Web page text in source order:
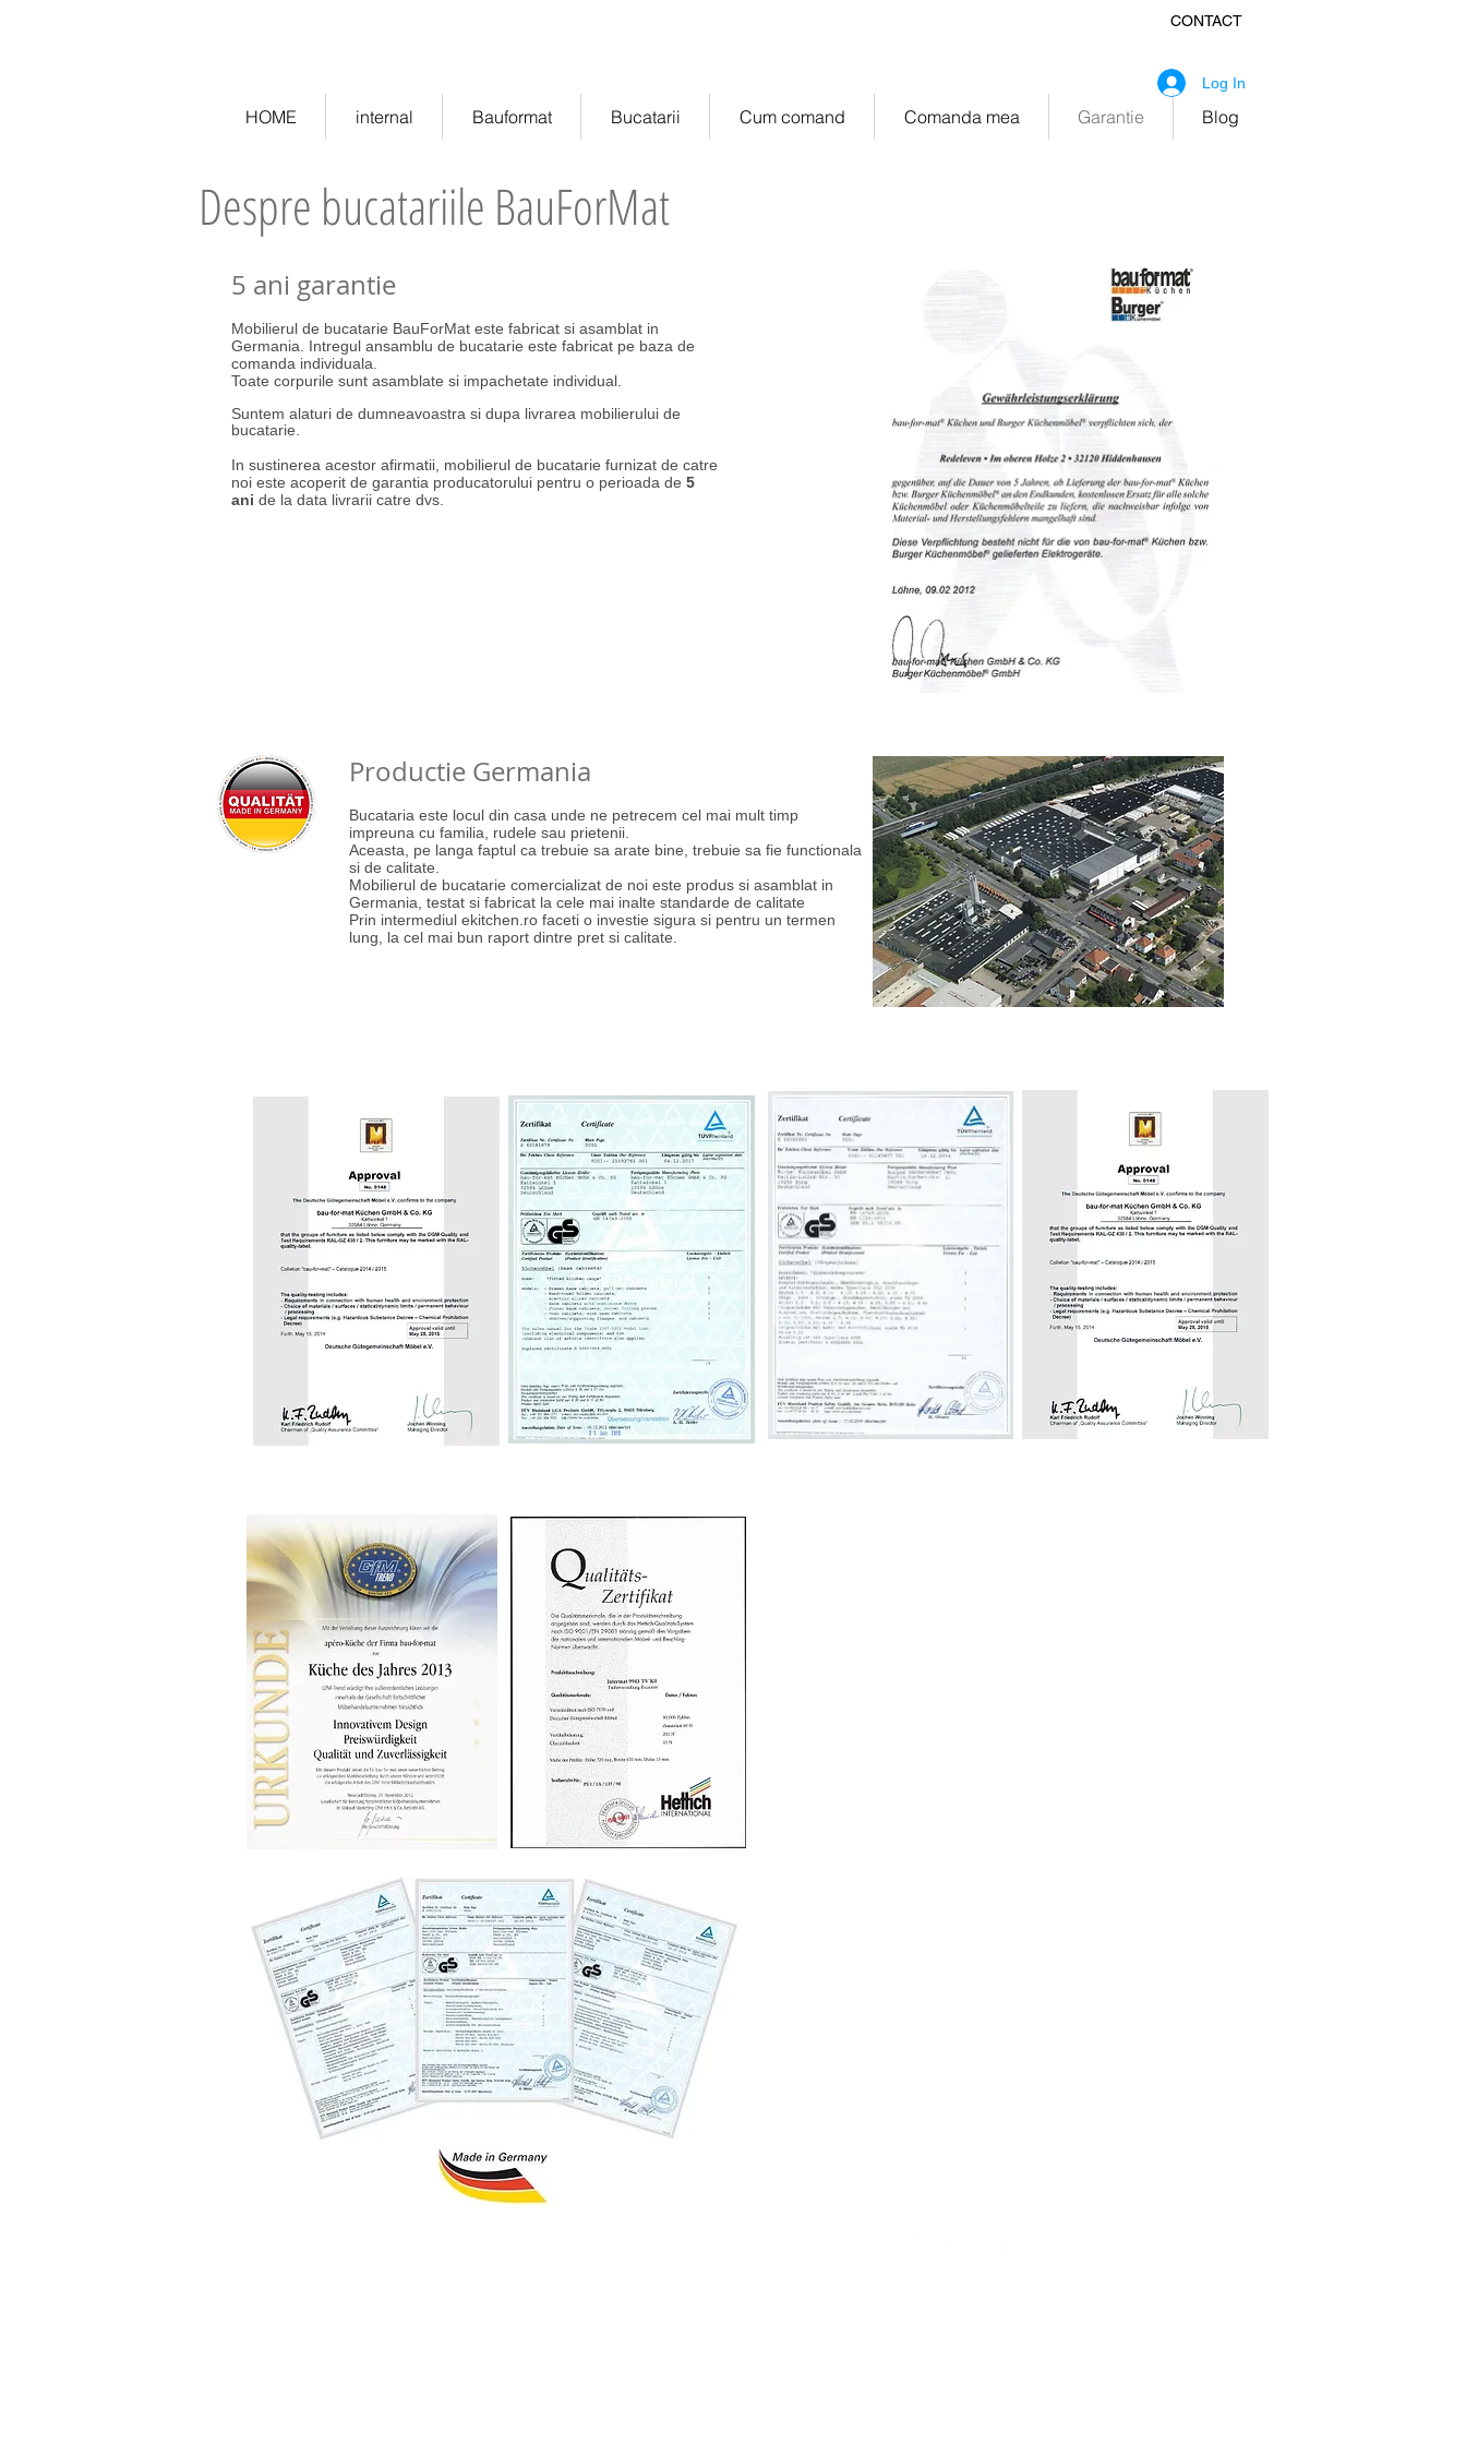
HOME internal Bauformat Bucatarii Cum comand Comanda mea Garantie Blog
Log In
Despre bucatariile BauForMat
5 ani garantie
Mobilierul de bucatarie BauForMat este fabricat si asamblat in
Germania. Intregul ansamblu de bucatarie este fabricat pe baza de
comanda individuala.
Toate corpurile sunt asamblate si impachetate individual.
Suntem alaturi de dumneavoastra si dupa livrarea mobilierului de
bucatarie.
In sustinerea acestor afirmatii, mobilierul de bucatarie furnizat de catre
noi este acoperit de garantia producatorului pentru o perioada de 5
ani de la data livrarii catre dvs.
Productie Germania
Bucataria este locul din casa unde ne petrecem cel mai mult timp
impreuna cu familia, rudele sau prietenii.
Aceasta, pe langa faptul ca trebuie sa arate bine, trebuie sa fie functionala
si de calitate.
Mobilierul de bucatarie comercializat de noi este produs si asamblat in
Germania, testat si fabricat la cele mai inalte standarde de calitate
Prin intermediul ekitchen.ro faceti o investie sigura si pentru un termen
lung, la cel mai bun raport dintre pret si calitate.
CONTACT